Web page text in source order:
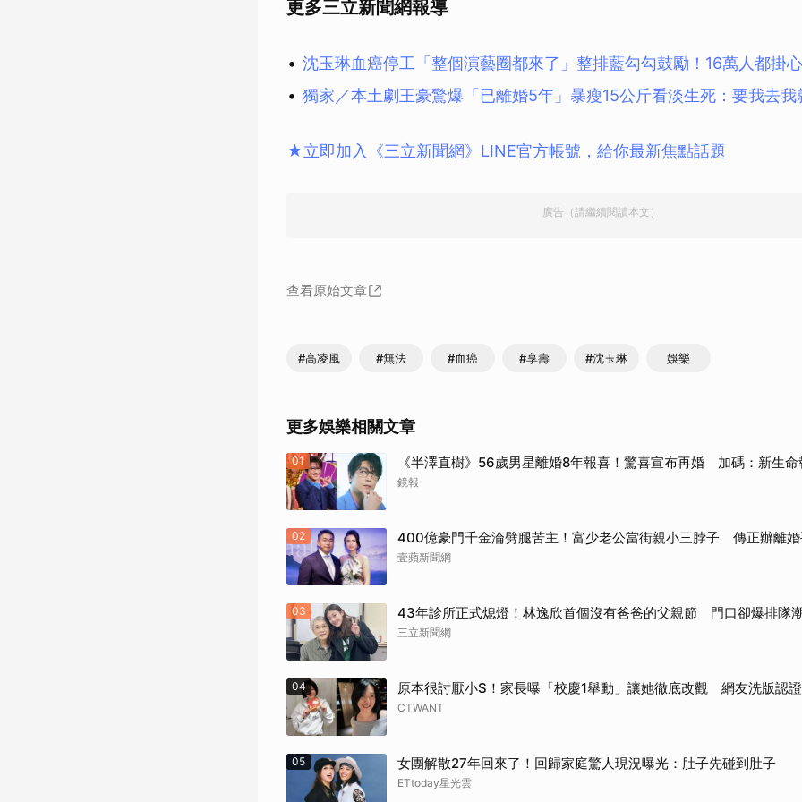
更多三立新聞網報導
沈玉琳血癌停工「整個演藝圈都來了」整排藍勾勾鼓勵！16萬人都掛心
獨家／本土劇王豪驚爆「已離婚5年」暴瘦15公斤看淡生死：要我去我
★立即加入《三立新聞網》LINE官方帳號，給你最新焦點話題
廣告（請繼續閱讀本文）
查看原始文章
#高凌風 #無法 #血癌 #享壽 #沈玉琳 娛樂
更多娛樂相關文章
01 《半澤直樹》56歲男星離婚8年報喜！驚喜宣布再婚 加碼：新生命
鏡報
02 400億豪門千金淪劈腿苦主！富少老公當街親小三脖子 傳正辦離
壹蘋新聞網
03 43年診所正式熄燈！林逸欣首個沒有爸爸的父親節 門口卻爆排隊
三立新聞網
04 原本很討厭小S！家長曝「校慶1舉動」讓她徹底改觀 網友洗版認證
CTWANT
05 女團解散27年回來了！回歸家庭驚人現況曝光：肚子先碰到肚子
ETtoday星光雲